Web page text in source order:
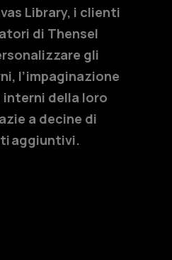
Library, i clienti
di Thensel
gli
l’impaginazione
della loro
a decine di
aggiuntivi.